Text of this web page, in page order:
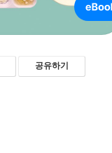
공유하기